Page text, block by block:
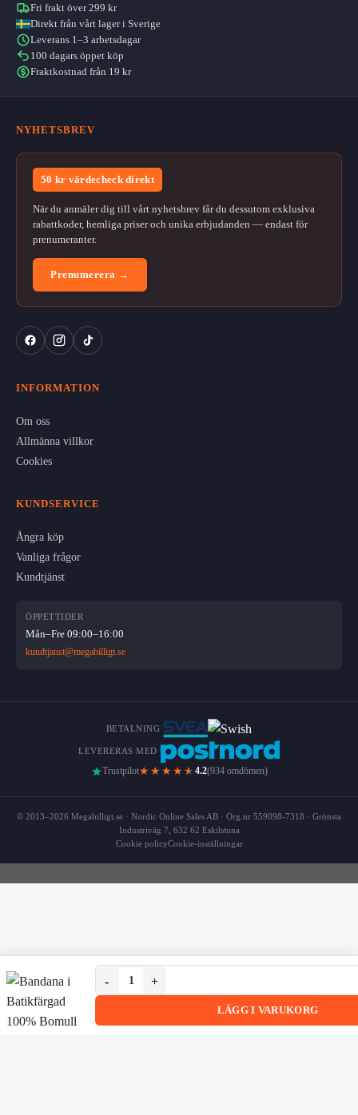
Fri frakt över 299 kr
Direkt från vårt lager i Sverige
Leverans 1–3 arbetsdagar
100 dagars öppet köp
Fraktkostnad från 19 kr
NYHETSBREV
50 kr värdecheck direkt
När du anmäler dig till vårt nyhetsbrev får du dessutom exklusiva
rabattkoder, hemliga priser och unika erbjudanden — endast för
prenumeranter.
Prenumerera →
INFORMATION
Om oss
Allmänna villkor
Cookies
KUNDSERVICE
Ångra köp
Vanliga frågor
Kundtjänst
ÖPPETTIDER
Mån–Fre 09:00–16:00
kundtjanst@megabilligt.se
BETALNING
LEVERERAS MED
Trustpilot★★★★ ★ 4.2(934 omdömen)
© 2013–2026 Megabilligt.se · Nordic Online Sales AB · Org.nr 559098-7318 · Grönsta
Industriväg 7, 632 62 Eskilstuna
Cookie policyCookie-inställningar
Bandana i Batikfärgad 100% Bomull – Paisleymönster
Bandana i Batikfärgad 100% Bomull –
LÄGG I VARUKORG